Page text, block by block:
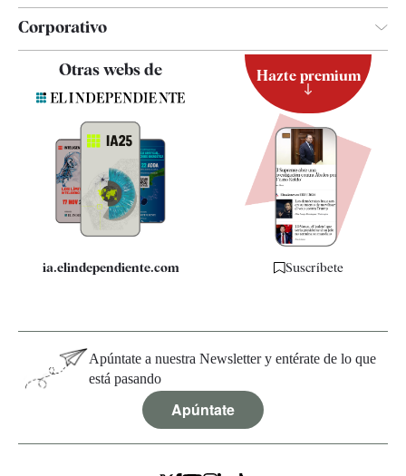
Corporativo
Contacto
Quiénes somos
Especificaciones
Otras webs de
ia.elindependiente.com
Hazte premium
Suscríbete
Apúntate a nuestra Newsletter y entérate de lo que
está pasando
Apúntate